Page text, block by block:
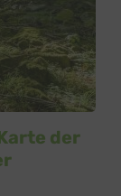
der